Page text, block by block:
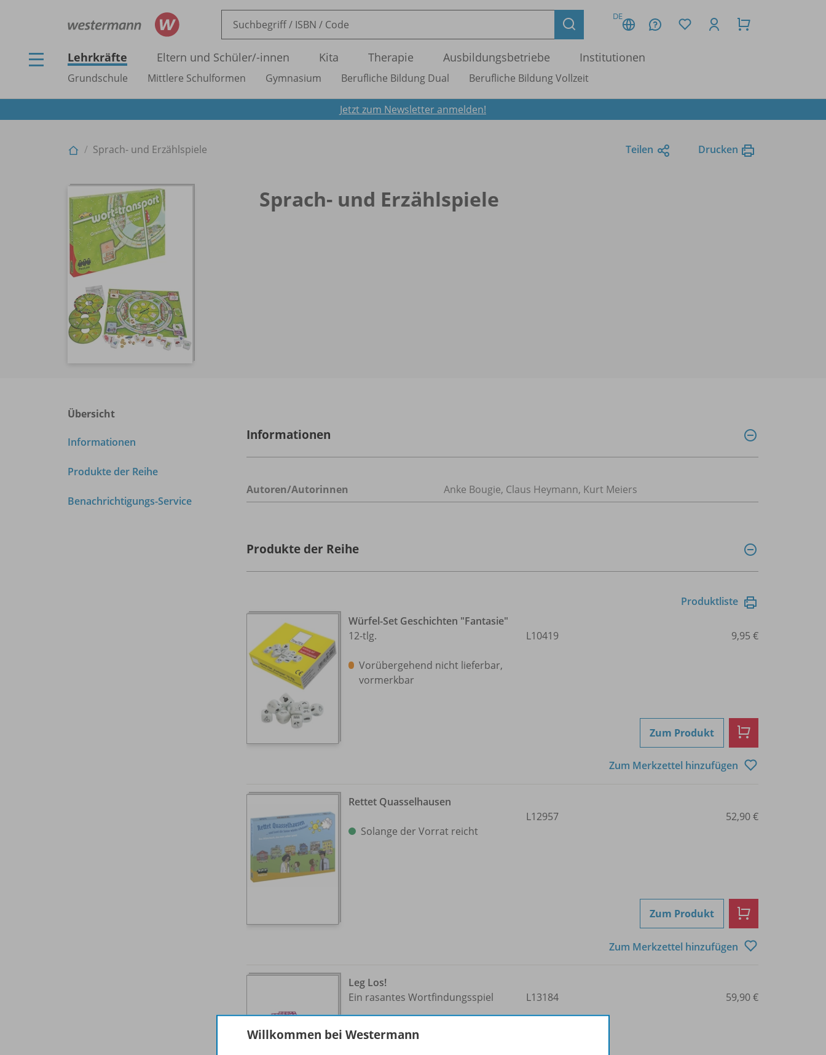
DE
Lehrkräfte Eltern und Schüler/-innen Kita Therapie Ausbildungsbetriebe Institutionen
Grundschule Mittlere Schulformen Gymnasium Berufliche Bildung Dual Berufliche Bildung Vollzeit
Jetzt zum Newsletter anmelden!
Sprach- und Erzählspiele Teilen Drucken
Sprach- und Erzählspiele
Übersicht
Informationen
Produkte der Reihe
Benachrichtigungs-Service
Informationen
Autoren/Autorinnen Anke Bougie, Claus Heymann, Kurt Meiers
Produkte der Reihe
Produktliste
Würfel-Set Geschichten "Fantasie"
12-tlg.
Vorübergehend nicht lieferbar,
vormerkbar
L10419 9,95 €
Zum Produkt
Zum Merkzettel hinzufügen
Rettet Quasselhausen
Solange der Vorrat reicht
L12957 52,90 €
Zum Produkt
Zum Merkzettel hinzufügen
Leg Los!
Ein rasantes Wortfindungsspiel
L13184 59,90 €
Willkommen bei Westermann